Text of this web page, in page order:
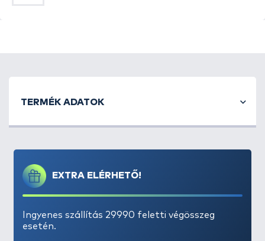
EXTRA ELÉRHETŐ!
Ingyenes szállítás 29990 feletti végösszeg
esetén.
TERMÉK ADATOK